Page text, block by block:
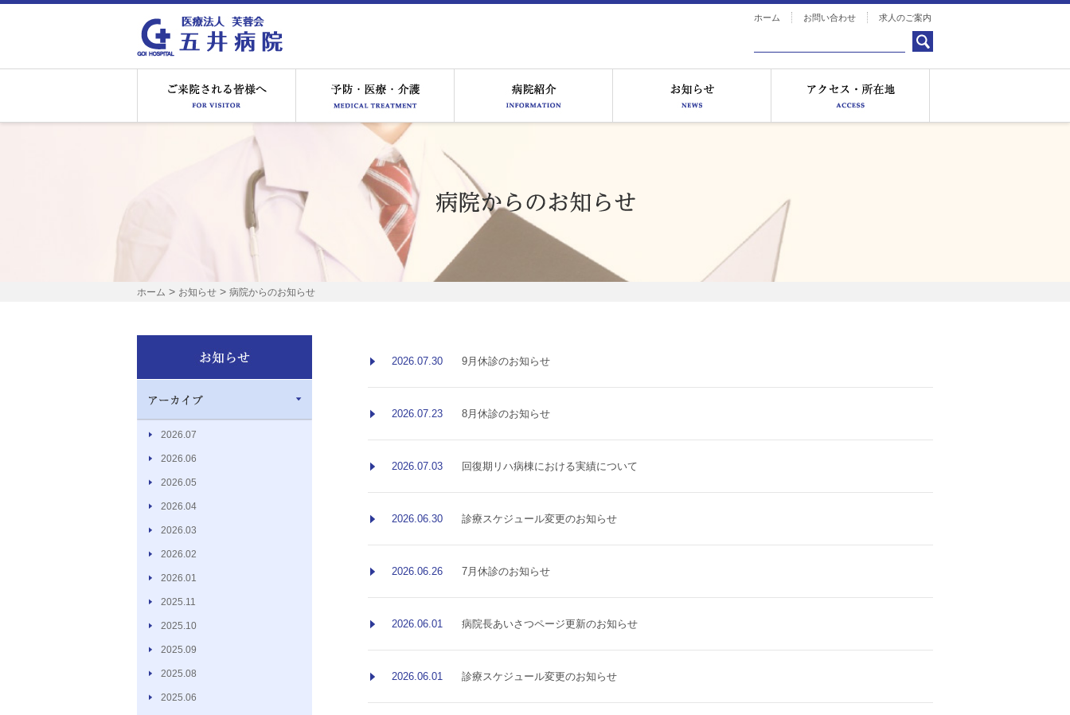
ホーム お問い合わせ 求人のご案内
ホーム > お知らせ > 病院からのお知らせ
2026.07
2026.06
2026.05
2026.04
2026.03
2026.02
2026.01
2025.11
2025.10
2025.09
2025.08
2025.06
2026.07.30 9月休診のお知らせ
2026.07.23 8月休診のお知らせ
2026.07.03 回復期リハ病棟における実績について
2026.06.30 診療スケジュール変更のお知らせ
2026.06.26 7月休診のお知らせ
2026.06.01 病院長あいさつページ更新のお知らせ
2026.06.01 診療スケジュール変更のお知らせ